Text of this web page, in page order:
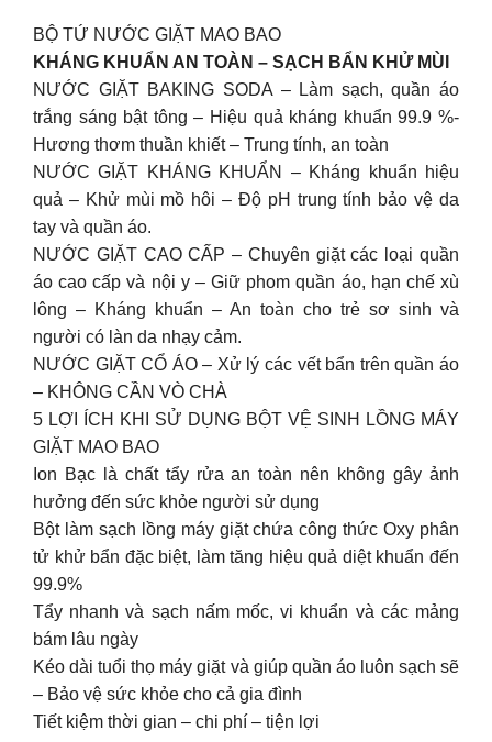
BỘ TỨ NƯỚC GIẶT MAO BAO
KHÁNG KHUẨN AN TOÀN – SẠCH BẨN KHỬ MÙI
NƯỚC GIẶT BAKING SODA – Làm sạch, quần áo
trắng sáng bật tông – Hiệu quả kháng khuẩn 99.9 %-
Hương thơm thuần khiết – Trung tính, an toàn
NƯỚC GIẶT KHÁNG KHUẨN – Kháng khuẩn hiệu
quả – Khử mùi mồ hôi – Độ pH trung tính bảo vệ da
tay và quần áo.
NƯỚC GIẶT CAO CẤP – Chuyên giặt các loại quần
áo cao cấp và nội y – Giữ phom quần áo, hạn chế xù
lông – Kháng khuẩn – An toàn cho trẻ sơ sinh và
người có làn da nhạy cảm.
NƯỚC GIẶT CỔ ÁO – Xử lý các vết bẩn trên quần áo
– KHÔNG CẦN VÒ CHÀ
5 LỢI ÍCH KHI SỬ DỤNG BỘT VỆ SINH LỒNG MÁY
GIẶT MAO BAO
Ion Bạc là chất tẩy rửa an toàn nên không gây ảnh
hưởng đến sức khỏe người sử dụng
Bột làm sạch lồng máy giặt chứa công thức Oxy phân
tử khử bẩn đặc biệt, làm tăng hiệu quả diệt khuẩn đến
99.9%
Tẩy nhanh và sạch nấm mốc, vi khuẩn và các mảng
bám lâu ngày
Kéo dài tuổi thọ máy giặt và giúp quần áo luôn sạch sẽ
– Bảo vệ sức khỏe cho cả gia đình
Tiết kiệm thời gian – chi phí – tiện lợi